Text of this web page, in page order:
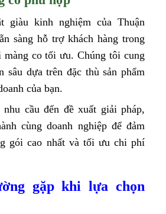
giàu kinh nghiệm của Thuận
sàng hỗ trợ khách hàng trong
co tối ưu. Chúng tôi cung
sâu dựa trên đặc thù sản phẩm
của bạn.
cầu đến đề xuất giải pháp,
cùng doanh nghiệp để đảm
gói cao nhất và tối ưu chi phí
gặp khi lựa chọn